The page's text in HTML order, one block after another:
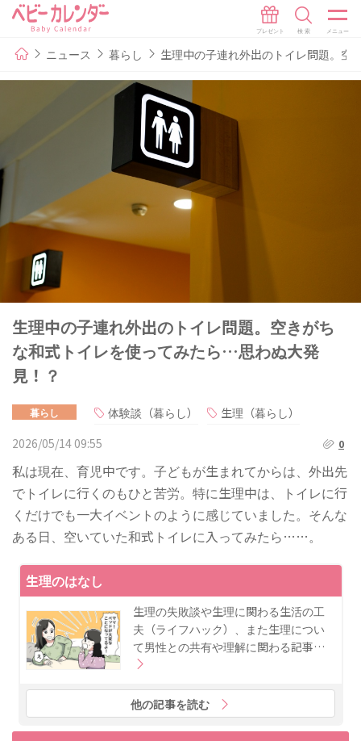
ニュース 暮らし 生理中の子連れ外出のトイレ問題。
生理中の子連れ外出のトイレ問題。空きがち
な和式トイレを使ってみたら…思わぬ大発
見！？
暮らし 体験談（暮らし）
生理（暮らし）
2026/05/14 09:55
0
私は現在、育児中です。子どもが生まれてからは、外出先
でトイレに行くのもひと苦労。特に生理中は、トイレに行
くだけでも一大イベントのように感じていました。そんな
ある日、空いていた和式トイレに入ってみたら……。
生理のはなし
生理の失敗談や生理に関わる生活の工
夫（ライフハック）、また生理につい
て男性との共有や理解に関わる記事…
他の記事を読む